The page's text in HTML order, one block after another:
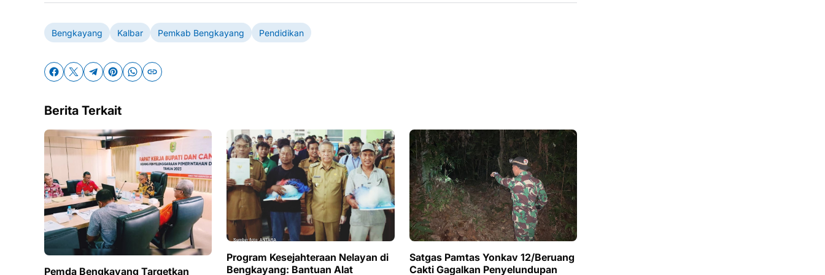
Bengkayang Kalbar Pemkab Bengkayang Pendidikan
Berita Terkait
Pemda Bengkayang Targetkan
Program Kesejahteraan Nelayan di
Bengkayang: Bantuan Alat
Satgas Pamtas Yonkav 12/Beruang
Cakti Gagalkan Penyelundupan